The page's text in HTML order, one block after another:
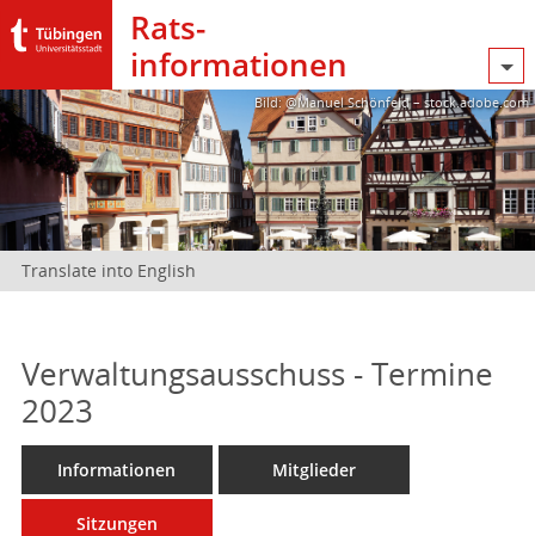
Rats­
informationen
Bild: @Manuel Schönfeld – stock.adobe.com
Translate into English
Verwaltungsausschuss - Termine
2023
Informationen Mitglieder
Sitzungen